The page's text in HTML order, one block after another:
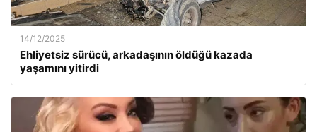
14/12/2025
Ehliyetsiz sürücü, arkadaşının öldüğü kazada
yaşamını yitirdi